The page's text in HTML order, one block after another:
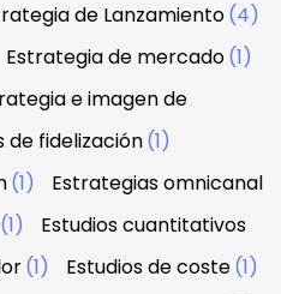
de Lanzamiento(4)
Estrategia de mercado(1)
e imagen de
de fidelización(1)
(1)
Estrategias omnicanal
(1)
Estudios cuantitativos
(1) Estudios de coste(1)